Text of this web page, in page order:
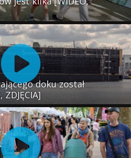
doku został